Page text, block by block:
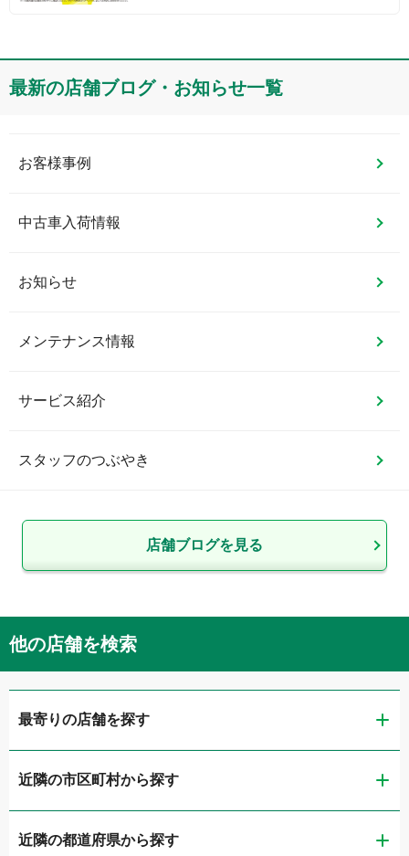
最新の店舗ブログ・お知らせ一覧
お客様事例
中古車入荷情報
お知らせ
メンテナンス情報
サービス紹介
スタッフのつぶやき
店舗ブログを見る
他の店舗を検索
最寄りの店舗を探す
ガリバー佐賀本庄店
ガリバー車検 佐賀本庄店
近隣の市区町村から探す
佐賀市
近隣の都道府県から探す